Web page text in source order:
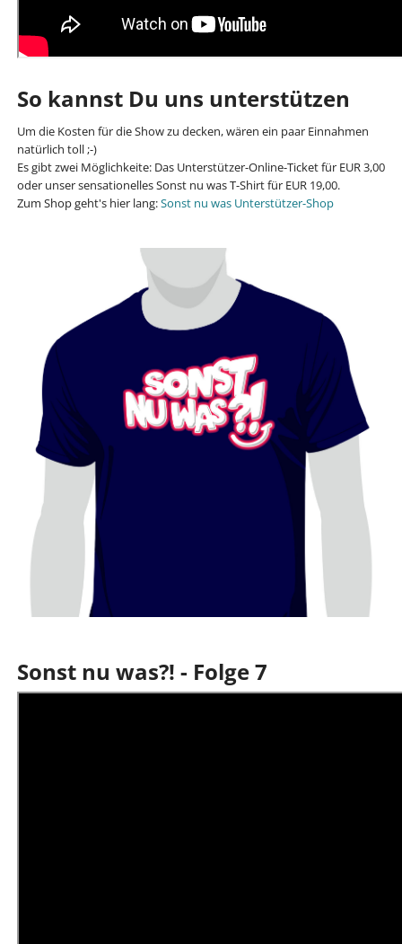
So kannst Du uns unterstützen
Um die Kosten für die Show zu decken, wären ein paar Einnahmen
natürlich toll ;-)
Es gibt zwei Möglichkeite: Das Unterstützer-Online-Ticket für EUR 3,00
oder unser sensationelles Sonst nu was T-Shirt für EUR 19,00.
Zum Shop geht's hier lang:Sonst nu was Unterstützer-Shop
Sonst nu was?! - Folge 7